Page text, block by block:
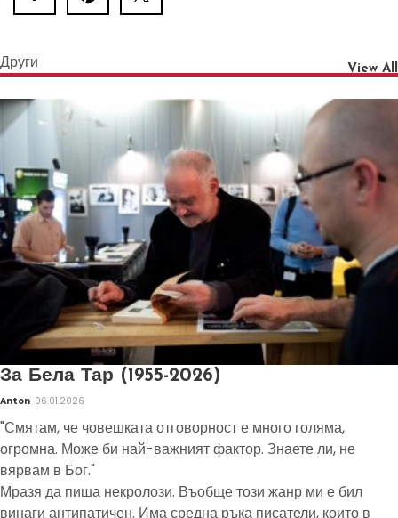
Други View All
За Бела Тар (1955-2026)
Anton 06.01.2026
"Смятам, че човешката отговорност е много голяма,
огромна. Може би най-важният фактор. Знаете ли, не
вярвам в Бог."
Мразя да пиша некролози. Въобще този жанр ми е бил
винаги антипатичен. Има средна ръка писатели, които в